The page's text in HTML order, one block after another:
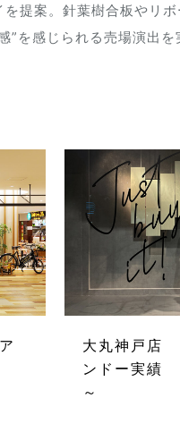
提案。針葉樹合板やリ
”を感じられる売場演出を
大丸神戸店
ンドー実績
～